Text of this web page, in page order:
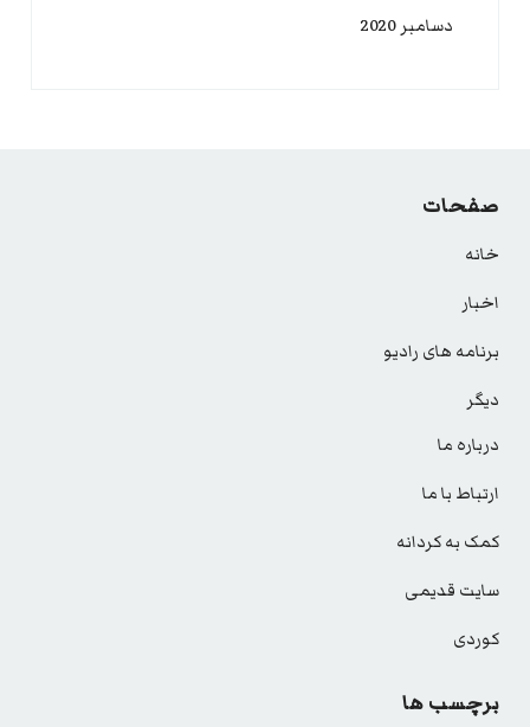
دسامبر 2020
صفحات
خانه
اخبار
برنامه های رادیو
دیگر
درباره ما
ارتباط با ما
کمک به کردانه
سایت قدیمی
کوردی
برچسب ها